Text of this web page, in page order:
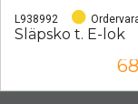
L938992
Släpsko t. E-lok